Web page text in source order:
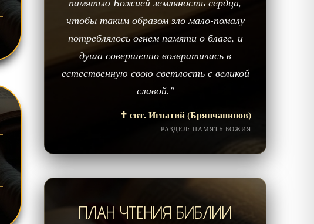
чтобы таким образом зло мало-помалу
потреблялось огнем памяти о благе, и
душа совершенно возвратилась в
естественную свою светлость с великой
славой."
✝️ свт. Игнатий (Брянчанинов)
РАЗДЕЛ: ПАМЯТЬ БОЖИЯ
ПЛАН ЧТЕНИЯ БИБЛИИ